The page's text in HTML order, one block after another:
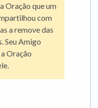
Oração que um
com
a remove das
Seu Amigo
Oração